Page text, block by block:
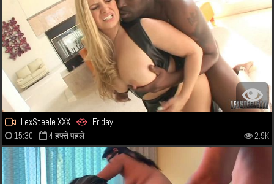
LexSteele XXX Friday
15:30 4 हफ्ते पहले 2.9K